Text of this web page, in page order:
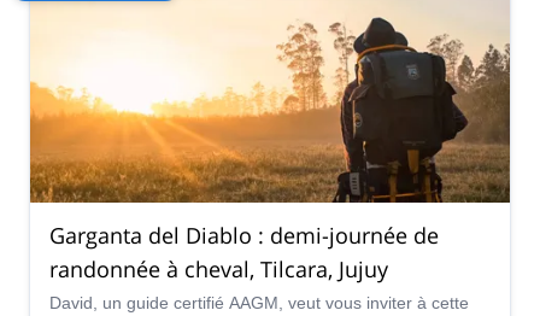
Garganta del Diablo : demi-journée de
randonnée à cheval, Tilcara, Jujuy
David, un guide certifié AAGM, veut vous inviter à cette